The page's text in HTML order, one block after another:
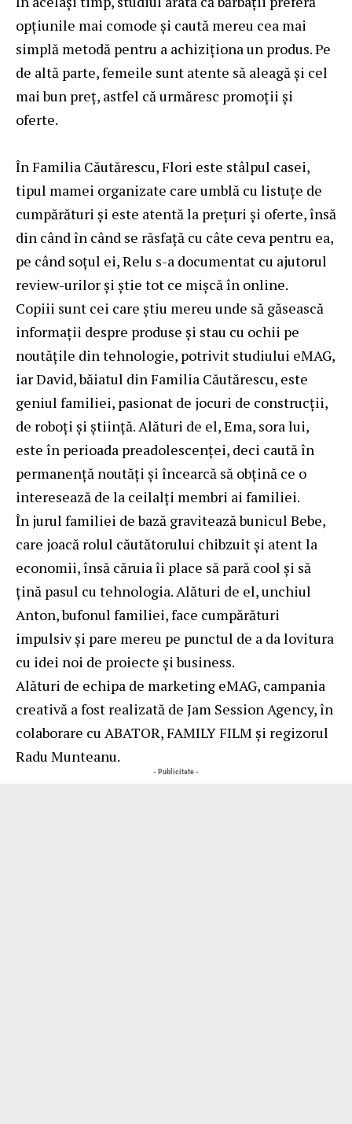
opțiunile mai comode și caută mereu cea mai
simplă metodă pentru a achiziționa un produs. Pe
de altă parte, femeile sunt atente să aleagă și cel
mai bun preț, astfel că urmăresc promoții și
oferte.
În Familia Căutărescu, Flori este stâlpul casei,
tipul mamei organizate care umblă cu listuțe de
cumpărături și este atentă la prețuri și oferte, însă
din când în când se răsfață cu câte ceva pentru ea,
pe când soțul ei, Relu s-a documentat cu ajutorul
review-urilor și știe tot ce mișcă în online.
Copiii sunt cei care știu mereu unde să găsească
informații despre produse și stau cu ochii pe
noutățile din tehnologie, potrivit studiului eMAG,
iar David, băiatul din Familia Căutărescu, este
geniul familiei, pasionat de jocuri de construcții,
de roboți și știință. Alături de el, Ema, sora lui,
este în perioada preadolescenței, deci caută în
permanență noutăți și încearcă să obțină ce o
interesează de la ceilalți membri ai familiei.
În jurul familiei de bază gravitează bunicul Bebe,
care joacă rolul căutătorului chibzuit și atent la
economii, însă căruia îi place să pară cool și să
țină pasul cu tehnologia. Alături de el, unchiul
Anton, bufonul familiei, face cumpărături
impulsiv și pare mereu pe punctul de a da lovitura
cu idei noi de proiecte și business.
Alături de echipa de marketing eMAG, campania
creativă a fost realizată de Jam Session Agency, în
colaborare cu ABATOR, FAMILY FILM și regizorul
Radu Munteanu.
- Publicitate -